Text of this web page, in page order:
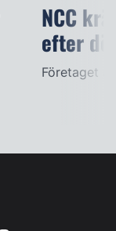
NCC
efter
Företaget